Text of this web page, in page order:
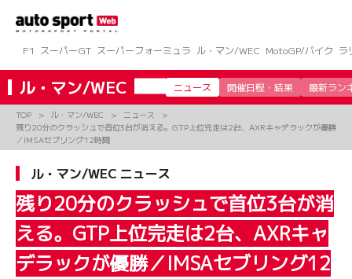
ツ
へ
ス
キ
F1 スーパーGT スーパーフォーミュラ ル・マン/WEC MotoGP/バイク ラ
ル・マン/WEC ニュース 開催日程・結果 最新ラン
TOP ル・マン/WEC
ニュース
残り20分のクラッシュで首位3台が消える。GTP上位完走は2台、AXRキャデラックが優勝
／IMSAセブリング12時間
ル・マン/WEC ニュース
残り20分のクラッシュで首位3台が消
える。GTP上位完走は2台、AXRキャ
デラックが優勝／IMSAセブリング12